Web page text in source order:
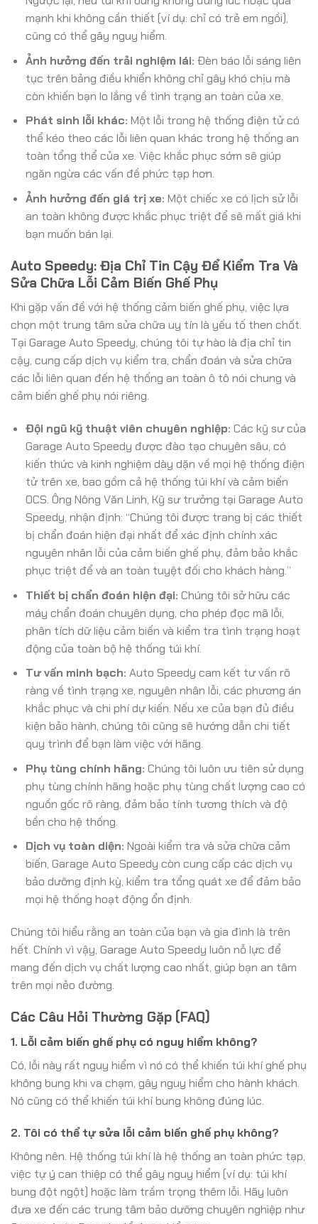
mạnh khi không cần thiết (ví dụ: chỉ có trẻ em ngồi),
cũng có thể gây nguy hiểm.
Ảnh hưởng đến trải nghiệm lái: Đèn báo lỗi sáng liên
tục trên bảng điều khiển không chỉ gây khó chịu mà
còn khiến bạn lo lắng về tình trạng an toàn của xe.
Phát sinh lỗi khác: Một lỗi trong hệ thống điện tử có
thể kéo theo các lỗi liên quan khác trong hệ thống an
toàn tổng thể của xe. Việc khắc phục sớm sẽ giúp
ngăn ngừa các vấn đề phức tạp hơn.
Ảnh hưởng đến giá trị xe: Một chiếc xe có lịch sử lỗi
an toàn không được khắc phục triệt để sẽ mất giá khi
bạn muốn bán lại.
Auto Speedy: Địa Chỉ Tin Cậy Để Kiểm Tra Và
Sửa Chữa Lỗi Cảm Biến Ghế Phụ
Khi gặp vấn đề với hệ thống cảm biến ghế phụ, việc lựa
chọn một trung tâm sửa chữa uy tín là yếu tố then chốt.
Tại Garage Auto Speedy, chúng tôi tự hào là địa chỉ tin
cậy, cung cấp dịch vụ kiểm tra, chẩn đoán và sửa chữa
các lỗi liên quan đến hệ thống an toàn ô tô nói chung và
cảm biến ghế phụ nói riêng.
Đội ngũ kỹ thuật viên chuyên nghiệp: Các kỹ sư của
Garage Auto Speedy được đào tạo chuyên sâu, có
kiến thức và kinh nghiệm dày dặn về mọi hệ thống điện
tử trên xe, bao gồm cả hệ thống túi khí và cảm biến
OCS. Ông Nông Văn Linh, Kỹ sư trưởng tại Garage Auto
Speedy, nhận định: “Chúng tôi được trang bị các thiết
bị chẩn đoán hiện đại nhất để xác định chính xác
nguyên nhân lỗi của cảm biến ghế phụ, đảm bảo khắc
phục triệt để và an toàn tuyệt đối cho khách hàng.”
Thiết bị chẩn đoán hiện đại: Chúng tôi sở hữu các
máy chẩn đoán chuyên dụng, cho phép đọc mã lỗi,
phân tích dữ liệu cảm biến và kiểm tra tình trạng hoạt
động của toàn bộ hệ thống túi khí.
Tư vấn minh bạch: Auto Speedy cam kết tư vấn rõ
ràng về tình trạng xe, nguyên nhân lỗi, các phương án
khắc phục và chi phí dự kiến. Nếu xe của bạn đủ điều
kiện bảo hành, chúng tôi cũng sẽ hướng dẫn chi tiết
quy trình để bạn làm việc với hãng.
Phụ tùng chính hãng: Chúng tôi luôn ưu tiên sử dụng
phụ tùng chính hãng hoặc phụ tùng chất lượng cao có
nguồn gốc rõ ràng, đảm bảo tính tương thích và độ
bền cho hệ thống.
Dịch vụ toàn diện: Ngoài kiểm tra và sửa chữa cảm
biến, Garage Auto Speedy còn cung cấp các dịch vụ
bảo dưỡng định kỳ, kiểm tra tổng quát xe để đảm bảo
mọi hệ thống hoạt động ổn định.
Chúng tôi hiểu rằng an toàn của bạn và gia đình là trên
hết. Chính vì vậy, Garage Auto Speedy luôn nỗ lực để
mang đến dịch vụ chất lượng cao nhất, giúp bạn an tâm
trên mọi nẻo đường.
Các Câu Hỏi Thường Gặp (FAQ)
1. Lỗi cảm biến ghế phụ có nguy hiểm không?
Có, lỗi này rất nguy hiểm vì nó có thể khiến túi khí ghế phụ
không bung khi va chạm, gây nguy hiểm cho hành khách.
Nó cũng có thể khiến túi khí bung không đúng lúc.
2. Tôi có thể tự sửa lỗi cảm biến ghế phụ không?
Không nên. Hệ thống túi khí là hệ thống an toàn phức tạp,
việc tự ý can thiệp có thể gây nguy hiểm (ví dụ: túi khí
bung đột ngột) hoặc làm trầm trọng thêm lỗi. Hãy luôn
đưa xe đến các trung tâm bảo dưỡng chuyên nghiệp như